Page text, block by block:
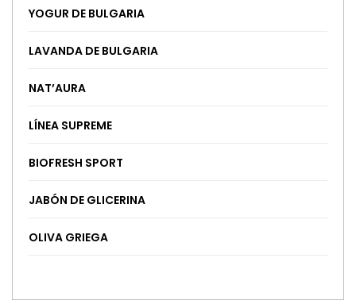
YOGUR DE BULGARIA
LAVANDA DE BULGARIA
NAT’AURA
LÍNEA SUPREME
BIOFRESH SPORT
JABÓN DE GLICERINA
OLIVA GRIEGA